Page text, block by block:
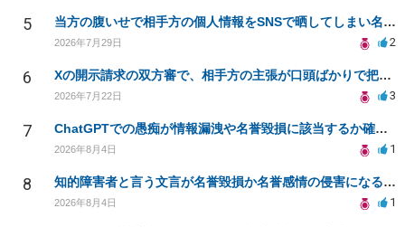
5 当方の腹いせで相手方の個人情報をSNSで晒してしまい名誉毀損させてしまったかもしれない
2026年7月29日 2
6 Xの開示請求の双方審で、相手方の主張が口頭ばかりで把握しきれません
2026年7月22日 3
7 ChatGPTでの愚痴が情報漏洩や名誉毀損に該当するか確認したい
2026年8月4日 1
8 知的障害者と言う文言が名誉毀損か名誉感情の侵害になるか教えてほしい。
2026年8月4日 1